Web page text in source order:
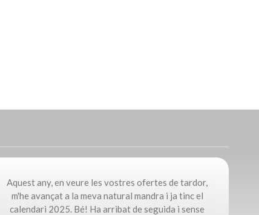
Aquest any, en veure les vostres ofertes de tardor,
m'he avançat a la meva natural mandra i ja tinc el
calendari 2025. Bé! Ha arribat de seguida i sense